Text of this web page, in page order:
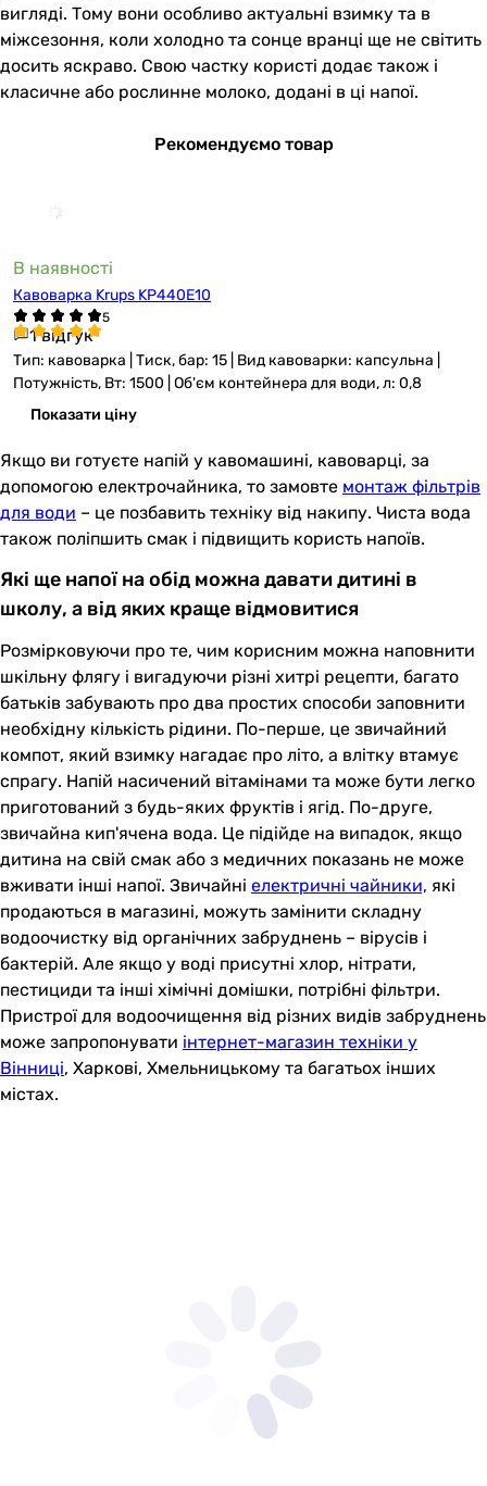
вигляді. Тому вони особливо актуальні взимку та в
міжсезоння, коли холодно та сонце вранці ще не світить
досить яскраво. Свою частку користі додає також і
класичне або рослинне молоко, додані в ці напої.
Рекомендуємо товар
В наявності
Кавоварка Krups KP440E10
1 відгук
Тип: кавоварка | Тиск, бар: 15 | Вид кавоварки: капсульна |
Потужність, Вт: 1500 | Об'єм контейнера для води, л: 0,8
Показати ціну
Якщо ви готуєте напій у кавомашині, кавоварці, за
допомогою електрочайника, то замовте монтаж фільтрів
для води – це позбавить техніку від накипу. Чиста вода
також поліпшить смак і підвищить користь напоїв.
Які ще напої на обід можна давати дитині в
школу, а від яких краще відмовитися
Розмірковуючи про те, чим корисним можна наповнити
шкільну флягу і вигадуючи різні хитрі рецепти, багато
батьків забувають про два простих способи заповнити
необхідну кількість рідини. По-перше, це звичайний
компот, який взимку нагадає про літо, а влітку втамує
спрагу. Напій насичений вітамінами та може бути легко
приготований з будь-яких фруктів і ягід. По-друге,
звичайна кип'ячена вода. Це підійде на випадок, якщо
дитина на свій смак або з медичних показань не може
вживати інші напої. Звичайні електричні чайники, які
продаються в магазині, можуть замінити складну
водоочистку від органічних забруднень – вірусів і
бактерій. Але якщо у воді присутні хлор, нітрати,
пестициди та інші хімічні домішки, потрібні фільтри.
Пристрої для водоочищення від різних видів забруднень
може запропонувати інтернет-магазин техніки у
Вінниці, Харкові, Хмельницькому та багатьох інших
містах.